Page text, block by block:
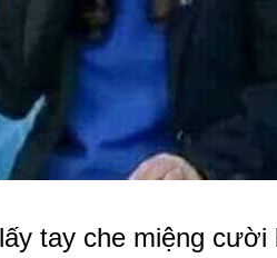
tay che miệng